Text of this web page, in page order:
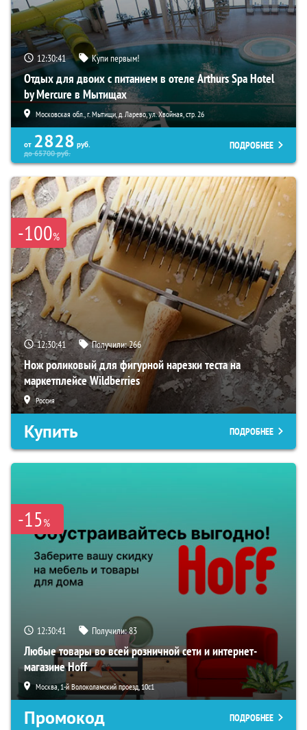
12:30:40 Купи первым!
Отдых для двоих с питанием в отеле Arthurs Spa Hotel
by Mercure в Мытищах
Московская обл., г. Мытищи, д. Ларево, ул. Хвойная, стр. 26
от 2828 руб.
до65700руб.
ПОДРОБНЕЕ
-100%
12:30:40 Получили:266
Нож роликовый для фигурной нарезки теста на
маркетплейсе Wildberries
Россия
Купить ПОДРОБНЕЕ
-15%
12:30:40 Получили:83
Любые товары во всей розничной сети и интернет-
магазине Hoff
Москва, 1-й Волоколамский проезд, 10с1
Промокод ПОДРОБНЕЕ